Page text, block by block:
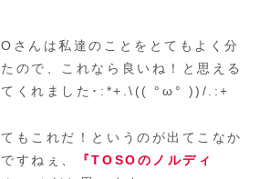
さんは私達のことをとてもよく分
ので、これなら良いね！と思える
てくれました･:*+.\(( °ω° ))/.:+
もこれだ！というのが出てこなか
すねぇ、
『TOSOのノルディ